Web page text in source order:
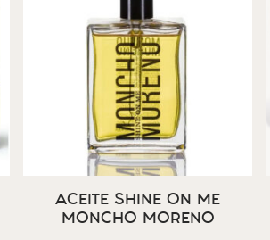
ACEITE SHINE ON ME
MONCHO MORENO